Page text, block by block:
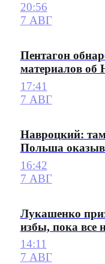
20:56
7 АВГ
Пентагон
материалов
17:41
7 АВГ
Навроцкий:
Польша
16:42
7 АВГ
Лукашенко
избы, пока все
14:11
7 АВГ